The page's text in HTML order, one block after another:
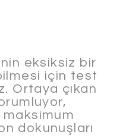
eksiksiz bir
için test
Ortaya çıkan
maksimum
dokunuşları